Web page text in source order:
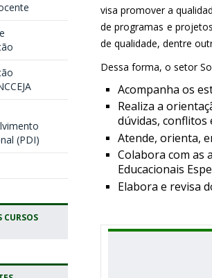
(PDI)
CURSOS
visa promover a
de programas e
de qualidade, dentre
Dessa forma, o setor
Acompanha os
Realiza a
dúvidas, conflitos
Atende, orienta,
Colabora com as
Educacionais
Elabora e revisa